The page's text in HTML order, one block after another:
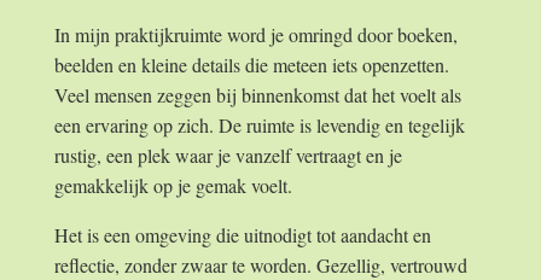
In mijn praktijkruimte word je omringd door boeken,
beelden en kleine details die meteen iets openzetten.
Veel mensen zeggen bij binnenkomst dat het voelt als
een ervaring op zich. De ruimte is levendig en tegelijk
rustig, een plek waar je vanzelf vertraagt en je
gemakkelijk op je gemak voelt.
Het is een omgeving die uitnodigt tot aandacht en
reflectie, zonder zwaar te worden. Gezellig, vertrouwd